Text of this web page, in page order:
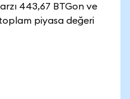
443,67 BTGon ve
piyasa değeri